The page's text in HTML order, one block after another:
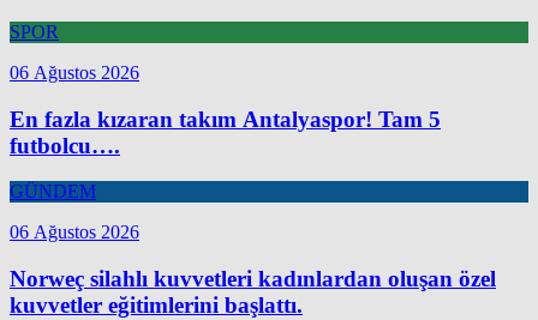
SPOR
06 Ağustos 2026
En fazla kızaran takım Antalyaspor! Tam 5
futbolcu….
GÜNDEM
06 Ağustos 2026
Norweç silahlı kuvvetleri kadınlardan oluşan özel
kuvvetler eğitimlerini başlattı.